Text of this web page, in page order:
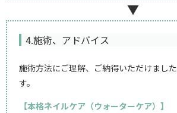
▼
4.施術、アドバイス
施術方法にご理解、ご納得いただけまし
す。
【本格ネイルケア（ウォーターケア）】